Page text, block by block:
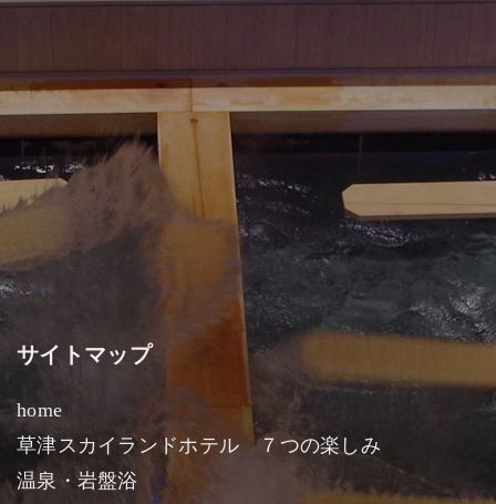
サイトマップ
home
草津スカイランドホテル ７つの楽しみ
温泉・岩盤浴